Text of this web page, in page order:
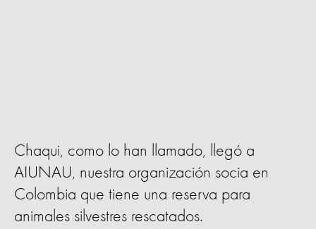
Chaqui, como lo han llamado, llegó a
AIUNAU, nuestra organización socia en
Colombia que tiene una reserva para
animales silvestres rescatados.